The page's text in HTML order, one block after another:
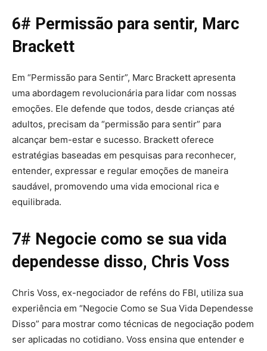
6# Permissão para sentir, Marc
Brackett
Em “Permissão para Sentir”, Marc Brackett apresenta
uma abordagem revolucionária para lidar com nossas
emoções. Ele defende que todos, desde crianças até
adultos, precisam da “permissão para sentir” para
alcançar bem-estar e sucesso. Brackett oferece
estratégias baseadas em pesquisas para reconhecer,
entender, expressar e regular emoções de maneira
saudável, promovendo uma vida emocional rica e
equilibrada.
7# Negocie como se sua vida
dependesse disso, Chris Voss
Chris Voss, ex-negociador de reféns do FBI, utiliza sua
experiência em “Negocie Como se Sua Vida Dependesse
Disso” para mostrar como técnicas de negociação podem
ser aplicadas no cotidiano. Voss ensina que entender e